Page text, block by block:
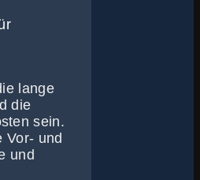
lange
die
sein.
Vor- und
und